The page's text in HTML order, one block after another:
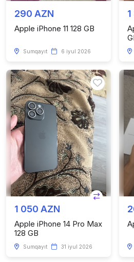
290 AZN
Apple iPhone 11 128 GB
Sumqayıt 6 iyul 2026
1 050 AZN
Apple iPhone 14 Pro Max
128 GB
Sumqayıt 31 iyul 2026